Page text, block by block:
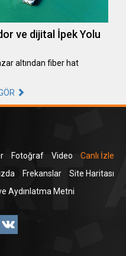
ve dijital İpek Yolu
altından fiber hat
Fotoğraf Video
Canlı İzle
Frekanslar
Site Haritası
Aydınlatma Metni
YouTube